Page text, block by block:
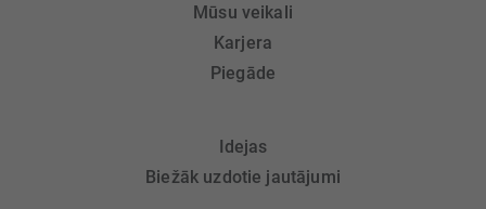
Mūsu veikali
Karjera
Piegāde
Idejas
Biežāk uzdotie jautājumi